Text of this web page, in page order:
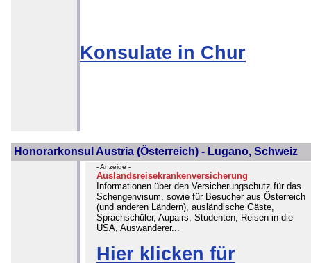
Konsulate in Chur
Honorarkonsul Austria (Österreich) - Lugano, Schweiz
- Anzeige -
Auslandsreisekrankenversicherung
Informationen über den Versicherungschutz für das
Schengenvisum, sowie für Besucher aus Österreich
(und anderen Ländern), ausländische Gäste,
Sprachschüler, Aupairs, Studenten, Reisen in die
USA, Auswanderer...
Hier klicken für